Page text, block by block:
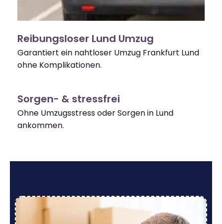
Reibungsloser Lund Umzug
Garantiert ein nahtloser Umzug Frankfurt Lund
ohne Komplikationen.
Sorgen- & stressfrei
Ohne Umzugsstress oder Sorgen in Lund
ankommen.